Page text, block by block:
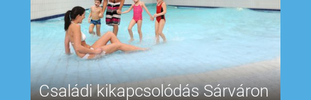
Családi kikapcsolódás Sárváron